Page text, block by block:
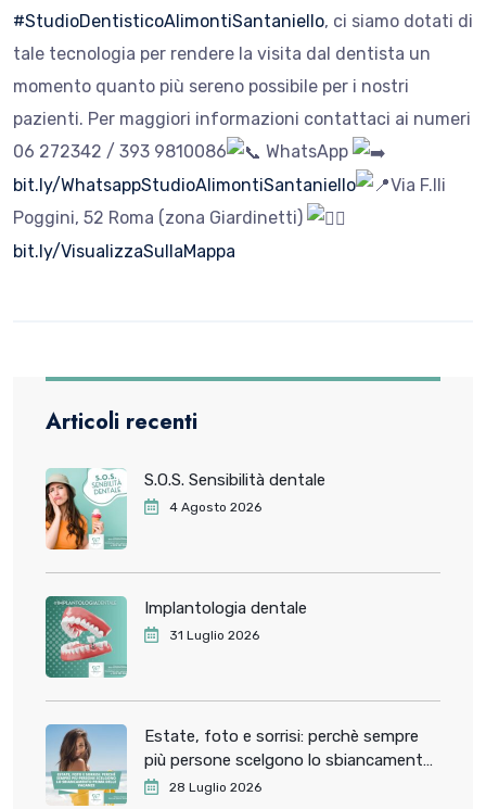
#StudioDentisticoAlimontiSantaniello, ci siamo dotati di
tale tecnologia per rendere la visita dal dentista un
momento quanto più sereno possibile per i nostri
pazienti. Per maggiori informazioni contattaci ai numeri
06 272342 / 393 9810086
​WhatsApp
bit.ly/WhatsappStudioAlimontiSantaniello
Via F.lli
Poggini, 52 Roma (zona Giardinetti)
bit.ly/VisualizzaSullaMappa
Articoli recenti
S.O.S. Sensibilità dentale
4 Agosto 2026
Implantologia dentale
31 Luglio 2026
Estate, foto e sorrisi: perchè sempre
più persone scelgono lo sbiancamento
dentale prima delle vacanze
28 Luglio 2026